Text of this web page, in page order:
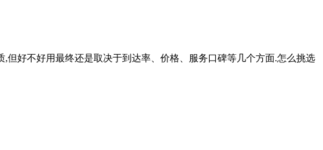
好不好用最终还是取决于到达率、价格、服务口碑等几个方面.怎么挑选